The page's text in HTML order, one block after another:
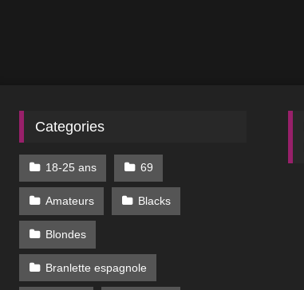
Categories
18-25 ans 69
Amateurs Blacks
Blondes
Branlette espagnole